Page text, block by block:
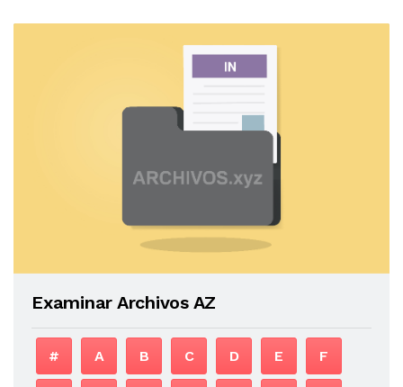
Examinar Archivos AZ
# A B C D E F